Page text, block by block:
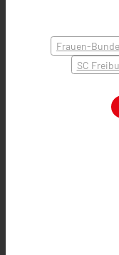
Frauen-
SC